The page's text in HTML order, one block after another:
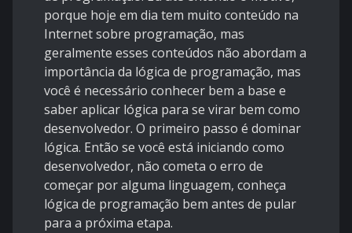
porque hoje em dia tem muito conteúdo na
Internet sobre programação, mas
geralmente esses conteúdos não abordam a
importância da lógica de programação, mas
você é necessário conhecer bem a base e
saber aplicar lógica para se virar bem como
desenvolvedor. O primeiro passo é dominar
lógica. Então se você está iniciando como
desenvolvedor, não cometa o erro de
começar por alguma linguagem, conheça
lógica de programação bem antes de pular
para a próxima etapa.